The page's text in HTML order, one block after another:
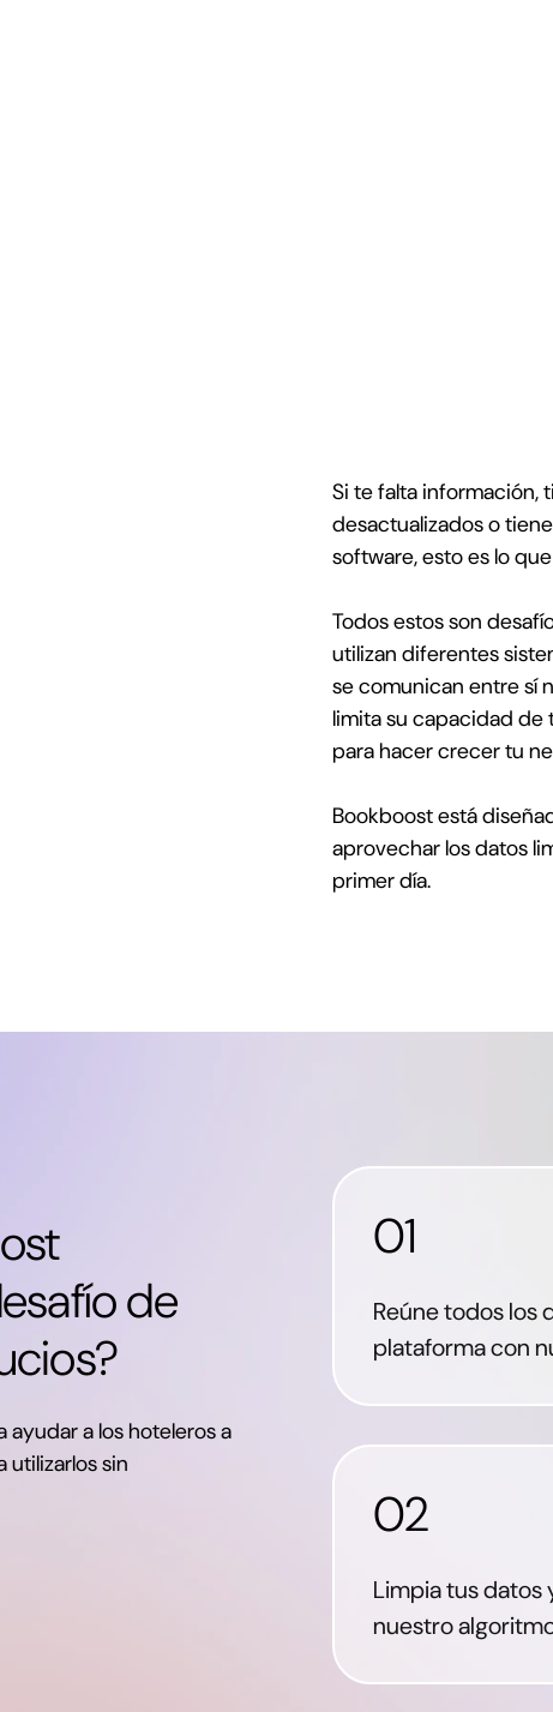
Si te falta información,
desactualizados o
software, esto es lo
Todos estos son
utilizan diferentes
se comunican entre sí
limita su capacidad de
para hacer crecer tu
Bookboost está
aprovechar los datos
primer día.
de
ayudar a los hoteleros a
utilizarlos sin
01
Reúne todos los
plataforma con
02
Limpia tus
nuestro